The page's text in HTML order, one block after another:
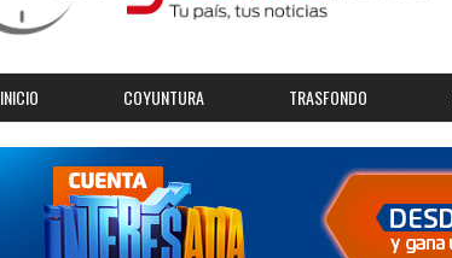
INICIO COYUNTURA TRASFONDO